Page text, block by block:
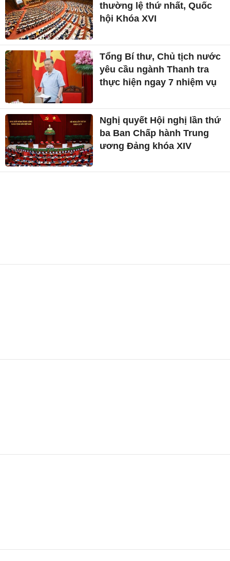
thường lệ thứ nhất, Quốc
hội Khóa XVI
Tổng Bí thư, Chủ tịch nước
yêu cầu ngành Thanh tra
thực hiện ngay 7 nhiệm vụ
Nghị quyết Hội nghị lần thứ
ba Ban Chấp hành Trung
ương Đảng khóa XIV